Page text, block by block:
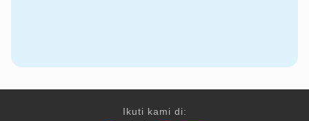
Ikuti kami di: